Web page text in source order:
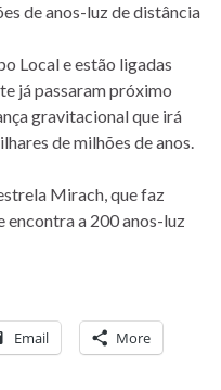
de anos-luz de distância
Local e estão ligadas
já passaram próximo
gravitacional que irá
de milhões de anos.
Mirach, que faz
encontra a 200 anos-luz
Email More